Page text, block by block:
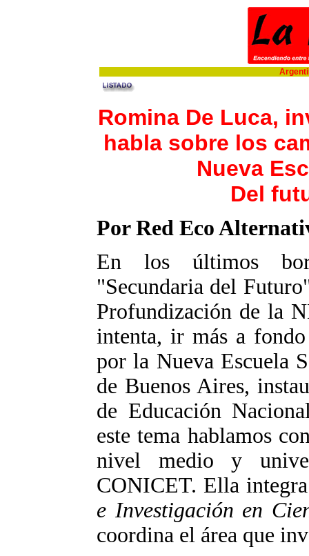
Romina De Luca,
habla sobre los
Nueva
Del
Por Red Eco
En los últimos
"Secundaria del
Profundización de la
intenta, ir más a
por la Nueva Escuela
de Buenos Aires,
de Educación
este tema hablamos
nivel medio y
CONICET. Ella
e Investigación en
coordina el área que